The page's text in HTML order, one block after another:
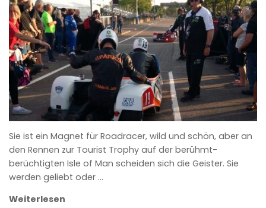
ANKE WIECZOREK
Sie ist ein Magnet für Roadracer, wild und schön, aber an
den Rennen zur Tourist Trophy auf der berühmt-
berüchtigten Isle of Man scheiden sich die Geister. Sie
werden geliebt oder …
Weiterlesen